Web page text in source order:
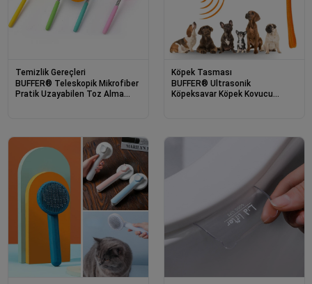
Temizlik Gereçleri
BUFFER® Teleskopik Mikrofiber
Pratik Uzayabilen Toz Alma
Köpek Tasması
BUFFER® Ultrasonik
Köpeksavar Köpek Kovucu